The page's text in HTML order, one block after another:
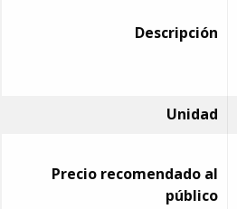
Descripción
Unidad
Precio recomendado al
público